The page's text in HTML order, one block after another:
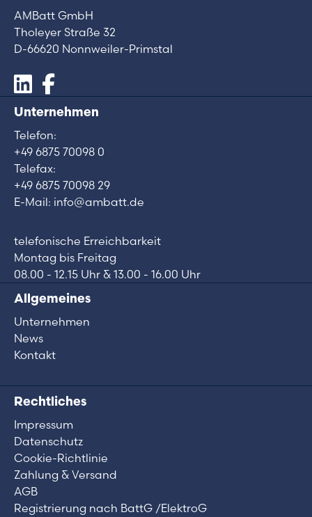
AMBatt GmbH
Tholeyer Straße 32
D-66620 Nonnweiler-Primstal
Unternehmen
Telefon:
+49 6875 70098 0
Telefax:
+49 6875 70098 29
E-Mail: info@ambatt.de
telefonische Erreichbarkeit
Montag bis Freitag
08.00 - 12.15 Uhr & 13.00 - 16.00 Uhr
Allgemeines
Unternehmen
News
Kontakt
Rechtliches
Impressum
Datenschutz
Cookie-Richtlinie
Zahlung & Versand
AGB
Registrierung nach BattG /ElektroG